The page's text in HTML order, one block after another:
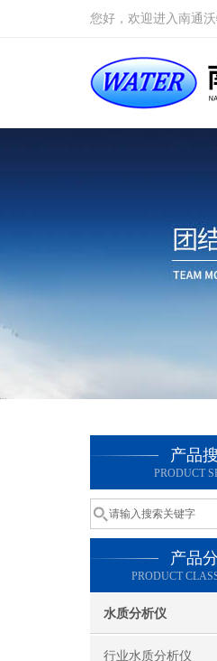
您好，欢迎进入南通
产品
PRODUCT
产品
PRODUCT
水质分析仪
行业水质分析仪